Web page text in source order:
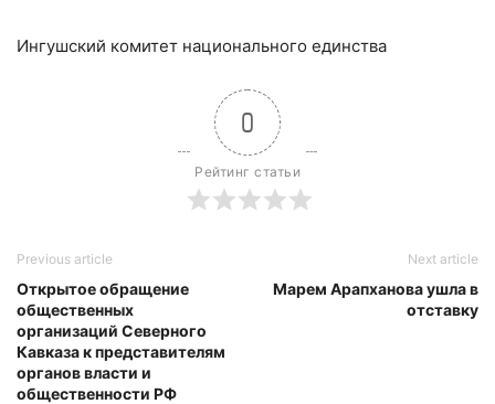
Ингушский комитет национального единства
0
Рейтинг статьи
Previous article
Открытое обращение
общественных
организаций Северного
Кавказа к представителям
органов власти и
общественности РФ
Next article
Марем Арапханова ушла в
отставку